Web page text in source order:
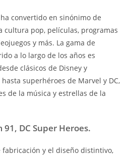
ha convertido en sinónimo de
cultura pop, películas, programas
y más. La gama de
a lo largo de los años es
clásicos de Disney y
superhéroes de Marvel y DC,
de la música y estrellas de la
DC Super Heroes.
y el diseño distintivo,